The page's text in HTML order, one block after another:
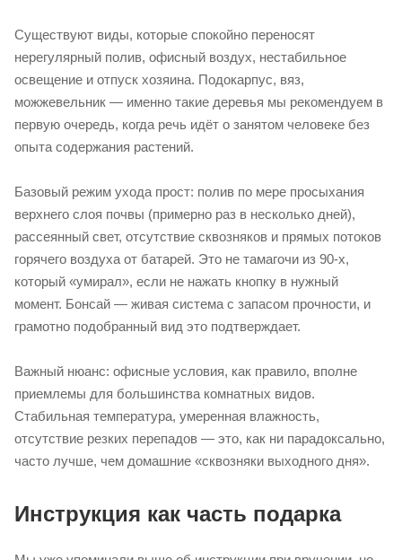
Существуют виды, которые спокойно переносят
нерегулярный полив, офисный воздух, нестабильное
освещение и отпуск хозяина. Подокарпус, вяз,
можжевельник — именно такие деревья мы рекомендуем в
первую очередь, когда речь идёт о занятом человеке без
опыта содержания растений.
Базовый режим ухода прост: полив по мере просыхания
верхнего слоя почвы (примерно раз в несколько дней),
рассеянный свет, отсутствие сквозняков и прямых потоков
горячего воздуха от батарей. Это не тамагочи из 90-х,
который «умирал», если не нажать кнопку в нужный
момент. Бонсай — живая система с запасом прочности, и
грамотно подобранный вид это подтверждает.
Важный нюанс: офисные условия, как правило, вполне
приемлемы для большинства комнатных видов.
Стабильная температура, умеренная влажность,
отсутствие резких перепадов — это, как ни парадоксально,
часто лучше, чем домашние «сквозняки выходного дня».
Инструкция как часть подарка